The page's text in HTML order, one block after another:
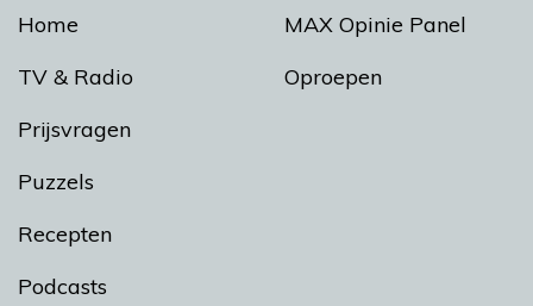
Home
TV & Radio
Prijsvragen
Puzzels
Recepten
Podcasts
MAX Opinie Panel
Oproepen